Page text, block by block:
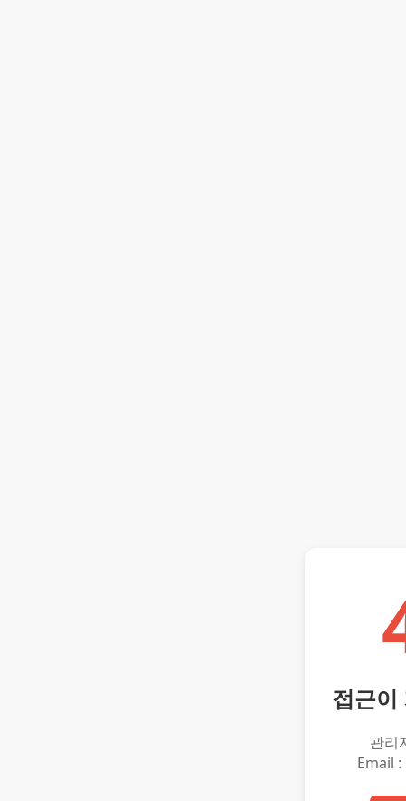
접근이
관리
Email